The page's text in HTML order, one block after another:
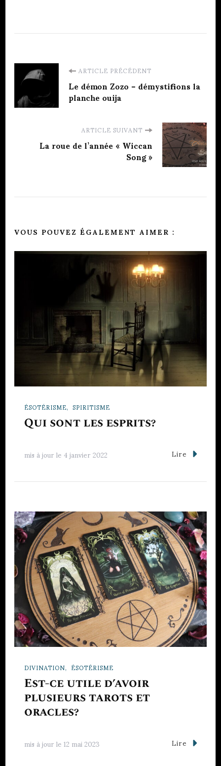
Navigation
d'article
ARTICLE PRÉCÉDENT
Le démon Zozo – démystifions la
planche ouija
ARTICLE SUIVANT
La roue de l’année « Wiccan
Song »
VOUS POUVEZ ÉGALEMENT AIMER :
ÉSOTÉRISME SPIRITISME
Qui sont les esprits?
mis à jour le4 janvier 2022 Lire
DIVINATION ÉSOTÉRISME
Est-ce utile d’avoir
plusieurs tarots et
oracles?
mis à jour le12 mai 2023 Lire